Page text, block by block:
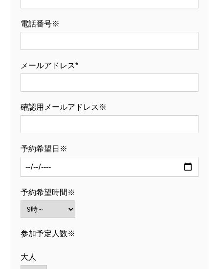
電話番号※
メールアドレス*
確認用メールアドレス※
予約希望日※
予約希望時間※
参加予定人数※
大人